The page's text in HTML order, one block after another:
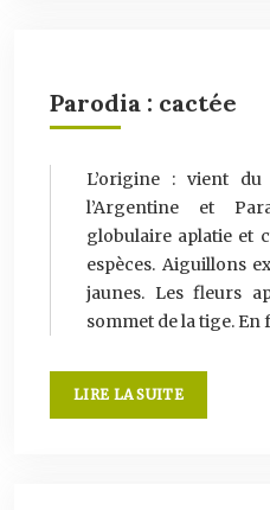
Parodia : cactée
L’origine : vient
l’Argentine et
globulaire aplatie et
espèces. Aiguillons
jaunes. Les fleurs
sommet de la tige.
LIRE LA SUITE